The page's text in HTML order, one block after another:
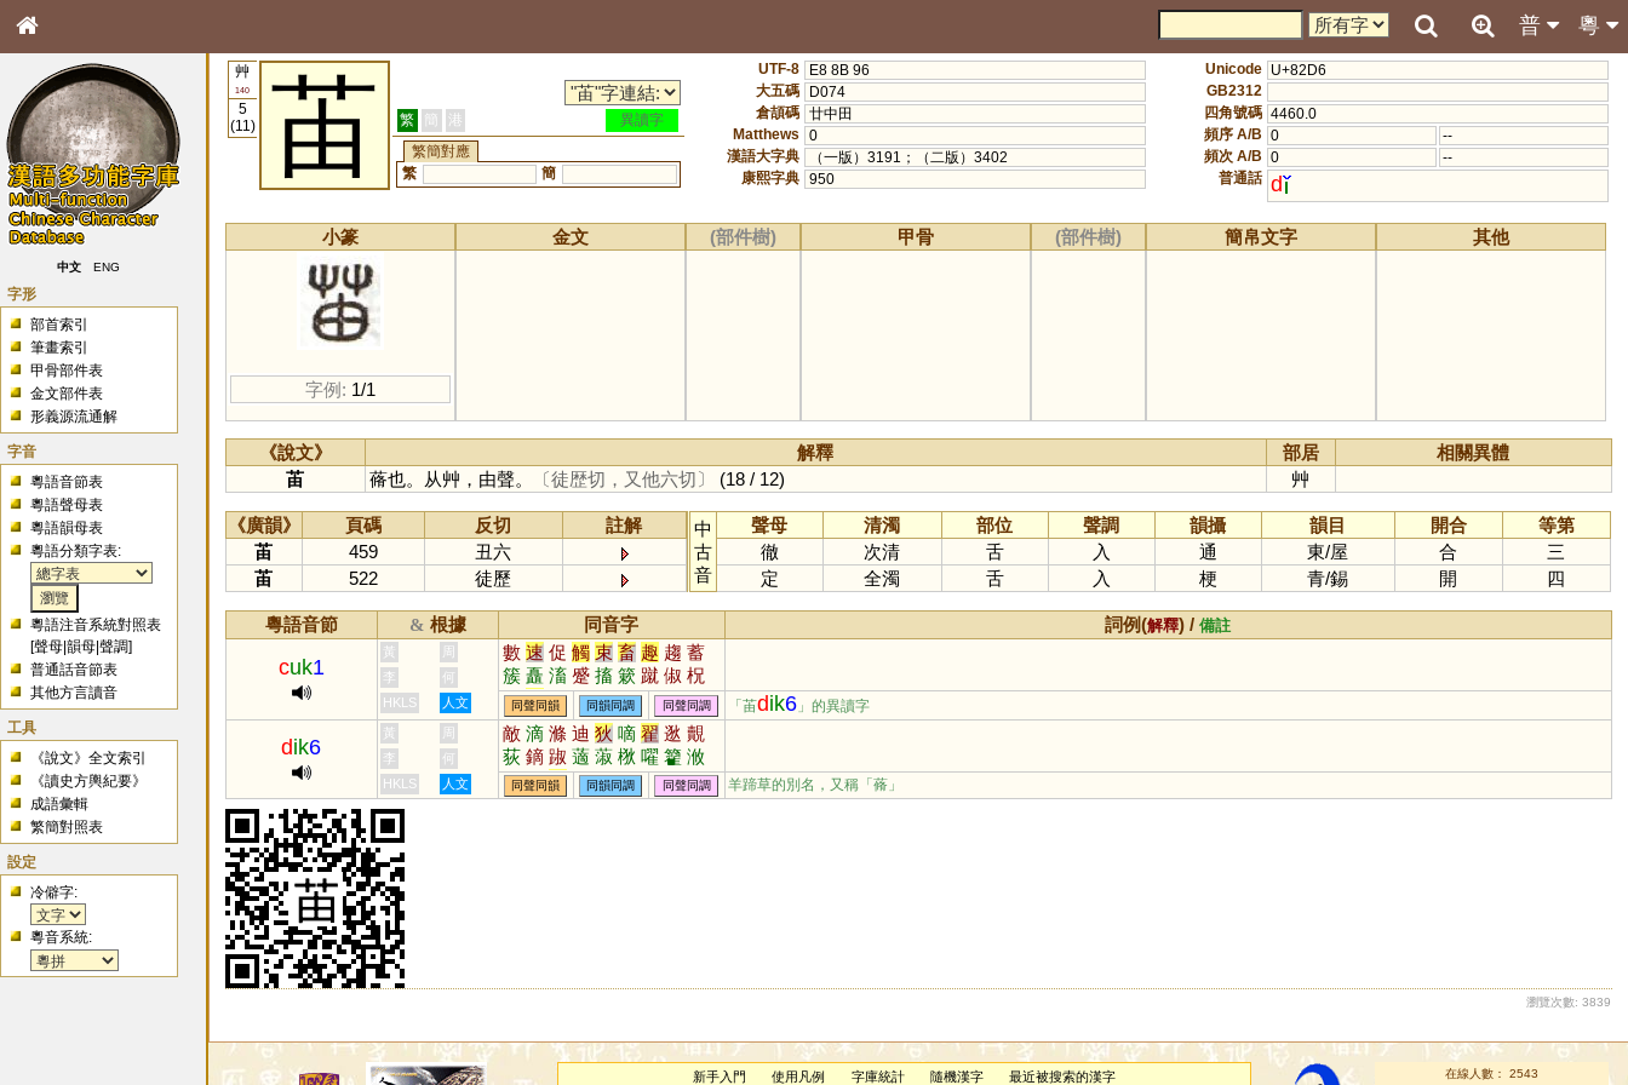
粵
普
中文 ENG
字形
部首索引
筆畫索引
甲骨部件表
金文部件表
形義源流通解
字音
粵語音節表
粵語聲母表
粵語韻母表
粵語分類字表:
粵語注音系統對照表
[聲母 |韻母 |聲調]
普通話音節表
其他方言讀音
工具
《說文》全文索引
《讀史方輿紀要》
成語彙輯
繁簡對照表
設定
冷僻字:
粵音系統:
艸
140
5
(11)
苖 繁 簡 港
異讀字
繁簡對應
繁
簡
UTF-8
E8 8B 96
大五碼
D074
倉頡碼 廿中田
Matthews
0
漢語大字典
（一版）3191；（二版）3402
康熙字典 950
Unicode U+82D6
GB2312
四角號碼 4460.0
頻序 A/B 0
--
頻次 A/B 0
--
普通話 d
小篆
字例: 1/1
金文 (部件樹) 甲骨 (部件樹) 簡帛文字 其他
《說文》 解釋 部居
相關異體
苖
蓨也。从艸，由聲。 〔徒歴切，又他六切〕 (18 / 12) 艸
《廣韻》 頁碼 反切
註解
苖
459
丑六
苖
522 徒歷
中
古
音
聲母 清濁 部位 聲調 韻攝 韻目 開合
等第
徹
次清 舌 入 通 東/屋 合
三
定
全濁 舌 入 梗 青/錫 開 四
粵語音節 & 根據 同音字 詞例(解釋) /備註
cuk1
黃 周 數 速 促 觸 束 畜 趣 趨 蓄
簇 矗 滀 蹙 搐 簌 蹴 俶 柷
觫 涑 諔 齪 亍 踧 鼀 憱 蔟
蔌 餗 瘯 斶 顣 齱 擉 欶 欻
樕 拺 埱 娕 孎 珿 藗 趥 踀
踓 鋉 箹 鄐 歜 娖 敊 慉
李
何
HKLS
人文 同聲同韻 同韻同調 同聲同調 「苖dik6 」的異讀字
dik6
黃 周 敵 滴 滌 迪 狄 嘀 翟 逖 覿
荻 鏑 踧 藡 蔋 梑 嚁 籊 浟
魡 鍉 儥 鸐 渧
李
何
HKLS
人文 同聲同韻 同韻同調 同聲同調 羊蹄草的別名，又稱「蓨」
瀏覽次數: 3839
新手入門 使用凡例 字庫統計 隨機漢字 最近被搜索的漢字 在線人數： 2543